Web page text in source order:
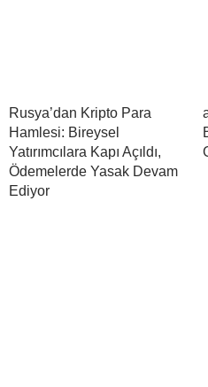
Rusya’dan Kripto Para
Hamlesi: Bireysel
Yatırımcılara Kapı Açıldı,
Ödemelerde Yasak Devam
Ediyor